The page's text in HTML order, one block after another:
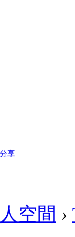
享
空間 ›